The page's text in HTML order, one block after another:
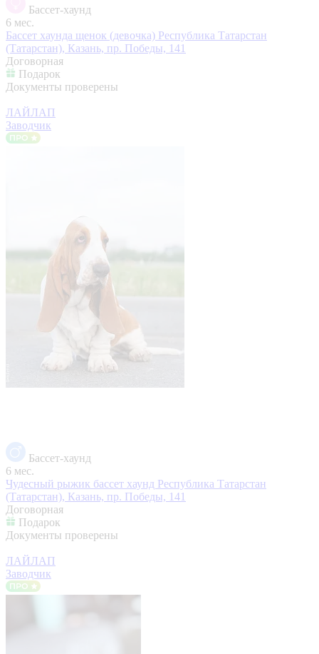
Бассет-хаунд
6 мес.
Бассет хаунда щенок (девочка) Республика Татарстан
(Татарстан), Казань, пр. Победы, 141
Договорная
Подарок
Документы проверены
ЛАЙЛАП
Заводчик
Бассет-хаунд
6 мес.
Чудесный рыжик бассет хаунд Республика Татарстан
(Татарстан), Казань, пр. Победы, 141
Договорная
Подарок
Документы проверены
ЛАЙЛАП
Заводчик